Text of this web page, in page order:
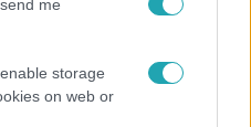
me
storage
on web or
borsodi zsákfaluban,